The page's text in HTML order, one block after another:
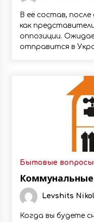
В её состав,
как
оппозиции.
отправится в
Бытовые вопросы
Коммунальные
Levshits
Когда вы будете